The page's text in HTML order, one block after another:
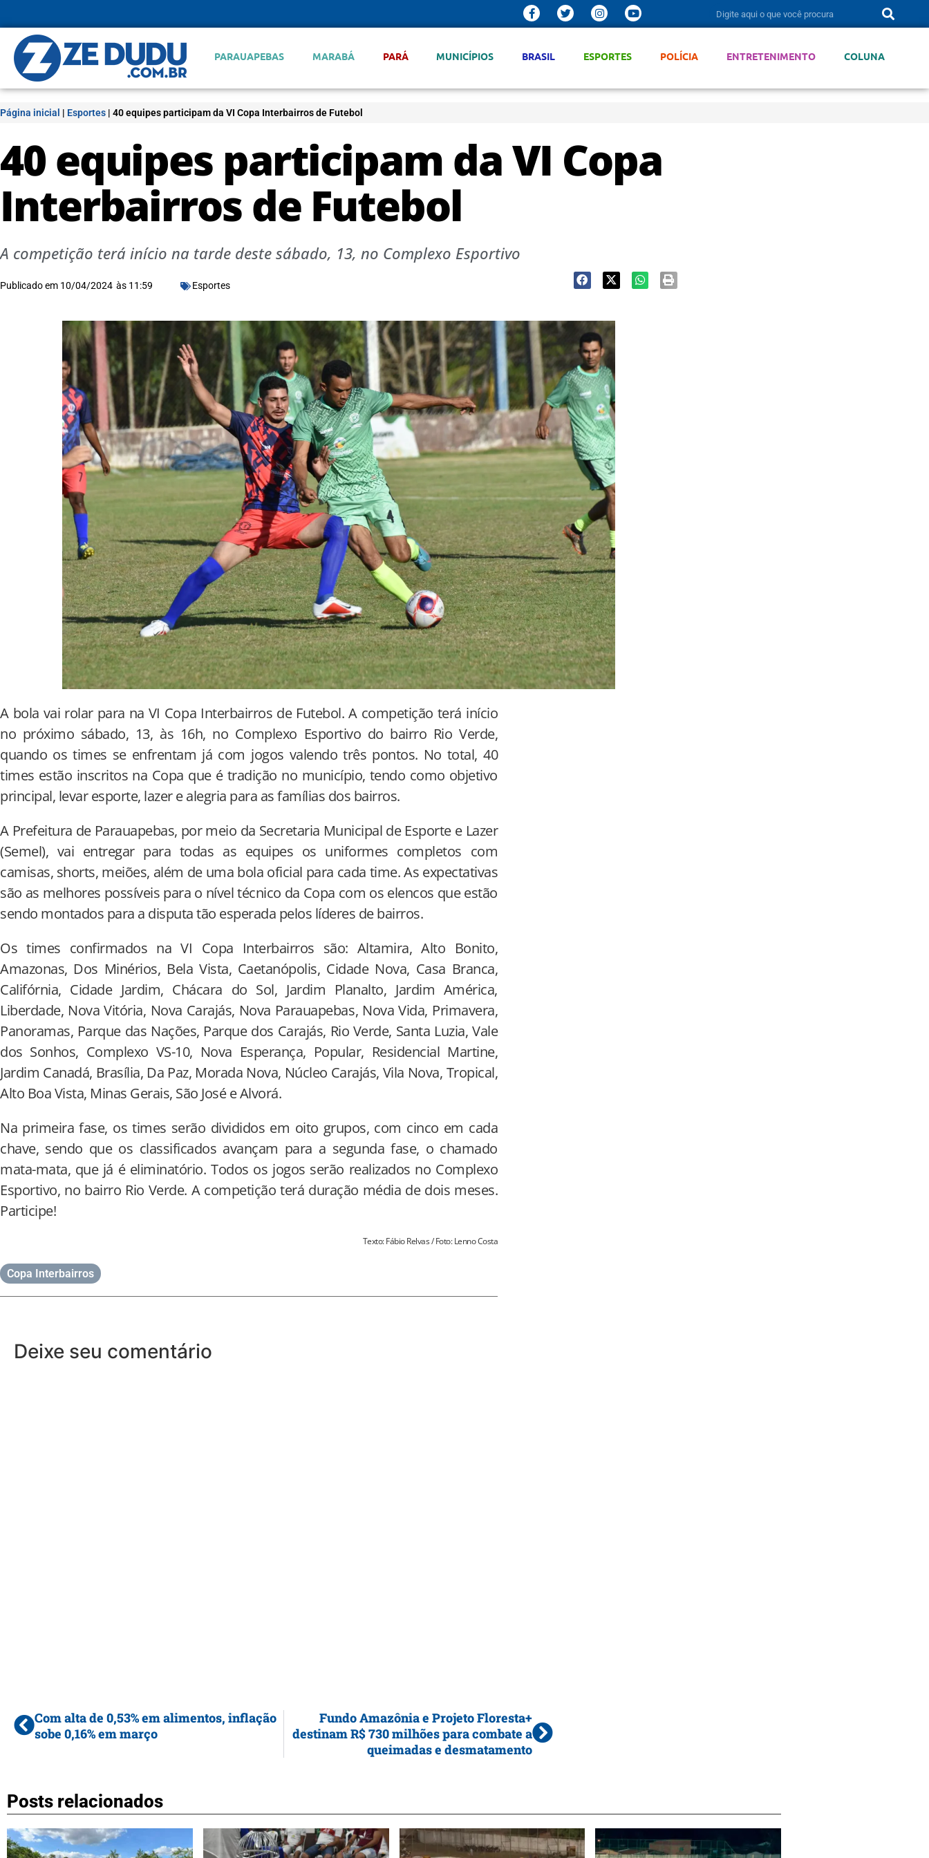
PARAUAPEBAS MARABÁ PARÁ MUNICÍPIOS BRASIL ESPORTES POLÍCIA ENTRETENIMENTO COLUNA
Página inicial | Esportes | 40 equipes participam da VI Copa Interbairros de Futebol
40 equipes participam da VI Copa
Interbairros de Futebol
A competição terá início na tarde deste sábado, 13, no Complexo Esportivo
Publicado em 10/04/2024 às 11:59 Esportes
A bola vai rolar para na VI Copa Interbairros de Futebol. A competição terá início
no próximo sábado, 13, às 16h, no Complexo Esportivo do bairro Rio Verde,
quando os times se enfrentam já com jogos valendo três pontos. No total, 40
times estão inscritos na Copa que é tradição no município, tendo como objetivo
principal, levar esporte, lazer e alegria para as famílias dos bairros.
A Prefeitura de Parauapebas, por meio da Secretaria Municipal de Esporte e Lazer
(Semel), vai entregar para todas as equipes os uniformes completos com
camisas, shorts, meiões, além de uma bola oficial para cada time. As expectativas
são as melhores possíveis para o nível técnico da Copa com os elencos que estão
sendo montados para a disputa tão esperada pelos líderes de bairros.
Os times confirmados na VI Copa Interbairros são: Altamira, Alto Bonito,
Amazonas, Dos Minérios, Bela Vista, Caetanópolis, Cidade Nova, Casa Branca,
Califórnia, Cidade Jardim, Chácara do Sol, Jardim Planalto, Jardim América,
Liberdade, Nova Vitória, Nova Carajás, Nova Parauapebas, Nova Vida, Primavera,
Panoramas, Parque das Nações, Parque dos Carajás, Rio Verde, Santa Luzia, Vale
dos Sonhos, Complexo VS-10, Nova Esperança, Popular, Residencial Martine,
Jardim Canadá, Brasília, Da Paz, Morada Nova, Núcleo Carajás, Vila Nova, Tropical,
Alto Boa Vista, Minas Gerais, São José e Alvorá.
Na primeira fase, os times serão divididos em oito grupos, com cinco em cada
chave, sendo que os classificados avançam para a segunda fase, o chamado
mata-mata, que já é eliminatório. Todos os jogos serão realizados no Complexo
Esportivo, no bairro Rio Verde. A competição terá duração média de dois meses.
Participe!
Texto: Fábio Relvas / Foto: Lenno Costa
Copa Interbairros
Deixe seu comentário
Com alta de 0,53% em alimentos, inflação
sobe 0,16% em março
Fundo Amazônia e Projeto Floresta+
destinam R$ 730 milhões para combate a
queimadas e desmatamento
Posts relacionados